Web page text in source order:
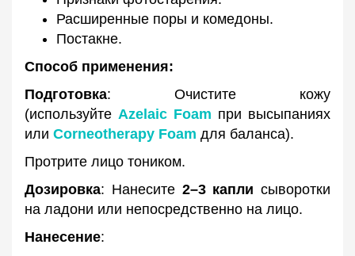
Расширенные поры и комедоны.
Постакне.
Способ применения:
Подготовка: Очистите кожу
(используйте Azelaic Foam при высыпаниях
или Corneotherapy Foam для баланса).
Протрите лицо тоником.
Дозировка: Нанесите 2–3 капли сыворотки
на ладони или непосредственно на лицо.
Нанесение: